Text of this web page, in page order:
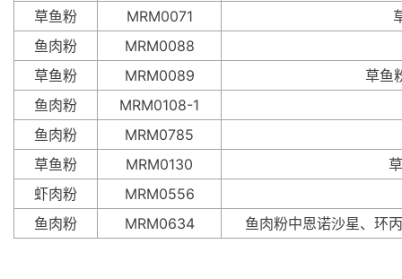
草鱼粉
MRM0071
鱼肉粉
MRM0088
草鱼粉
MRM0089
草鱼
鱼肉粉
MRM0108-1
鱼肉粉
MRM0785
草鱼粉
MRM0130
虾肉粉
MRM0556
鱼肉粉
MRM0634 鱼肉粉中恩诺沙星、环